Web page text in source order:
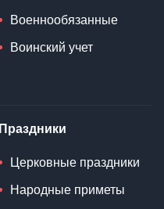
Военнообязанные
Воинский учет
Праздники
Церковные праздники
Народные приметы